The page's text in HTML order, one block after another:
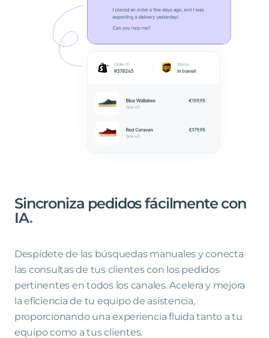
Sincroniza pedidos fácilmente con
IA.
Despídete de las búsquedas manuales y conecta
las consultas de tus clientes con los pedidos
pertinentes en todos los canales. Acelera y mejora
la eficiencia de tu equipo de asistencia,
proporcionando una experiencia fluida tanto a tu
equipo como a tus clientes.